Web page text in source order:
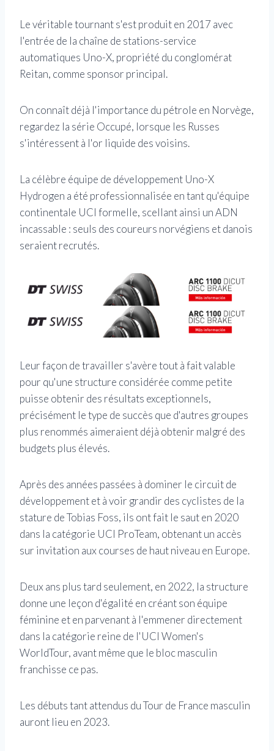
Le véritable tournant s'est produit en 2017 avec
l'entrée de la chaîne de stations-service
automatiques Uno-X, propriété du conglomérat
Reitan, comme sponsor principal.
On connaît déjà l'importance du pétrole en Norvège,
regardez la série Occupé, lorsque les Russes
s'intéressent à l'or liquide des voisins.
La célèbre équipe de développement Uno-X
Hydrogen a été professionnalisée en tant qu'équipe
continentale UCI formelle, scellant ainsi un ADN
incassable : seuls des coureurs norvégiens et danois
seraient recrutés.
Leur façon de travailler s'avère tout à fait valable
pour qu'une structure considérée comme petite
puisse obtenir des résultats exceptionnels,
précisément le type de succès que d'autres groupes
plus renommés aimeraient déjà obtenir malgré des
budgets plus élevés.
Après des années passées à dominer le circuit de
développement et à voir grandir des cyclistes de la
stature de Tobias Foss, ils ont fait le saut en 2020
dans la catégorie UCI ProTeam, obtenant un accès
sur invitation aux courses de haut niveau en Europe.
Deux ans plus tard seulement, en 2022, la structure
donne une leçon d'égalité en créant son équipe
féminine et en parvenant à l'emmener directement
dans la catégorie reine de l'UCI Women's
WorldTour, avant même que le bloc masculin
franchisse ce pas.
Les débuts tant attendus du Tour de France masculin
auront lieu en 2023.